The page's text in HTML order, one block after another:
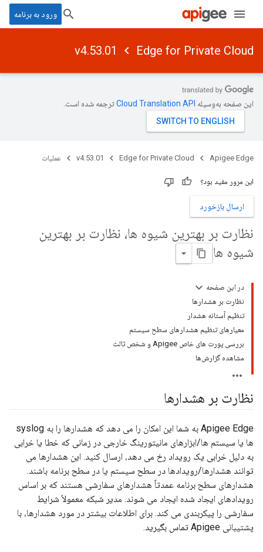
ورود به برنامه
Edge for Private Cloud
v4.53.01
این صفحه به‌وسیله ترجمه شده است.
Apigee Edge
Edge for Private Cloud
v4.53.01 عملیات
این مرور مفید بود؟
ارسال بازخورد
نظارت بر بهترین شیوه ها، نظارت بر بهترین
شیوه ها
در این صفحه
نظارت بر هشدارها
تنظیم آستانه هشدار
معیارهای تنظیم هشدارهای سطح سیستم
بررسی پورت های خاص Apigee و شخص ثالث
مشاهده گزارش‌ها
نظارت بر هشدارها
Apigee Edge به شما این امکان را می دهد که هشدارها را به syslog
ها یا سیستم ها/ابزارهای مانیتورینگ خارجی در زمانی که خطا یا خرابی
به دلیل خرابی یک رویداد رخ می دهد، ارسال کنید. این هشدارها می
توانند هشدارها/رویدادها در سطح سیستم یا در سطح برنامه باشند.
هشدارهای سطح برنامه عمدتاً هشدارهای سفارشی هستند که بر اساس
رویدادهای ایجاد شده ایجاد می شوند. مدیر شبکه معمولاً شرایط
سفارشی را پیکربندی می کند. برای اطلاعات بیشتر در مورد هشدارها، با
پشتیبانی Apigee تماس بگیرید.